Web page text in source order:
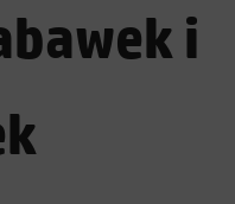
i